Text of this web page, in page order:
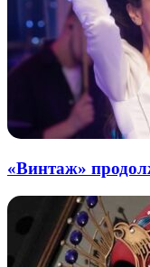
«Винтаж»